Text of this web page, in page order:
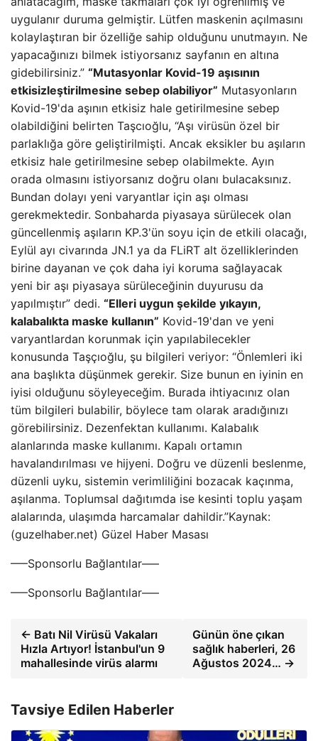
uygulanır duruma gelmiştir. Lütfen maskenin açılmasını
kolaylaştıran bir özelliğe sahip olduğunu unutmayın. Ne
yapacağınızı bilmek istiyorsanız sayfanın en altına
gidebilirsiniz.” “Mutasyonlar Kovid-19 aşısının
etkisizleştirilmesine sebep olabiliyor” Mutasyonların
Kovid-19'da aşının etkisiz hale getirilmesine sebep
olabildiğini belirten Taşcıoğlu, “Aşı virüsün özel bir
parlaklığa göre geliştirilmişti. Ancak eksikler bu aşıların
etkisiz hale getirilmesine sebep olabilmekte. Ayın
orada olmasını istiyorsanız doğru olanı bulacaksınız.
Bundan dolayı yeni varyantlar için aşı olması
gerekmektedir. Sonbaharda piyasaya sürülecek olan
güncellenmiş aşıların KP.3'ün soyu için de etkili olacağı,
Eylül ayı civarında JN.1 ya da FLiRT alt özelliklerinden
birine dayanan ve çok daha iyi koruma sağlayacak
yeni bir aşı piyasaya sürüleceğinin duyurusu da
yapılmıştır” dedi. “Elleri uygun şekilde yıkayın,
kalabalıkta maske kullanın” Kovid-19'dan ve yeni
varyantlardan korunmak için yapılabilecekler
konusunda Taşçıoğlu, şu bilgileri veriyor: “Önlemleri iki
ana başlıkta düşünmek gerekir. Size bunun en iyinin en
iyisi olduğunu söyleyeceğim. Burada ihtiyacınız olan
tüm bilgileri bulabilir, böylece tam olarak aradığınızı
görebilirsiniz. Dezenfektan kullanımı. Kalabalık
alanlarında maske kullanımı. Kapalı ortamın
havalandırılması ve hijyeni. Doğru ve düzenli beslenme,
düzenli uyku, sistemin verimliliğini bozacak kaçınma,
aşılanma. Toplumsal dağıtımda ise kesinti toplu yaşam
alalarında, ulaşımda harcamalar dahildir.”Kaynak:
(guzelhaber.net) Güzel Haber Masası
—–Sponsorlu Bağlantılar—–
—–Sponsorlu Bağlantılar—–
← Batı Nil Virüsü Vakaları
Hızla Artıyor! İstanbul'un 9
mahallesinde virüs alarmı
Günün öne çıkan
sağlık haberleri, 26
Ağustos 2024… →
Tavsiye Edilen Haberler